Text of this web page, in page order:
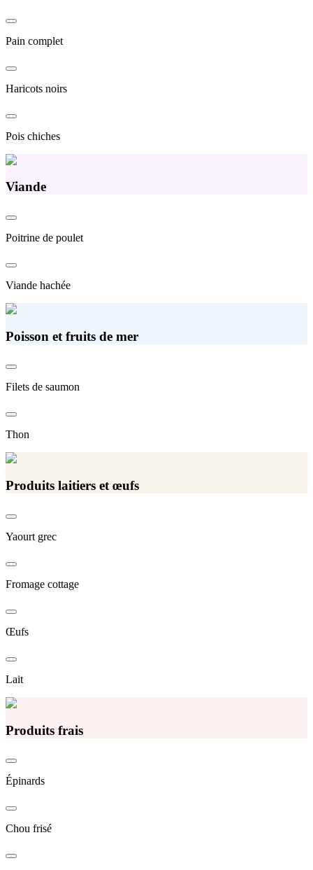
Pain complet
Haricots noirs
Pois chiches
Viande
Poitrine de poulet
Viande hachée
Poisson et fruits de mer
Filets de saumon
Thon
Produits laitiers et œufs
Yaourt grec
Fromage cottage
Œufs
Lait
Produits frais
Épinards
Chou frisé